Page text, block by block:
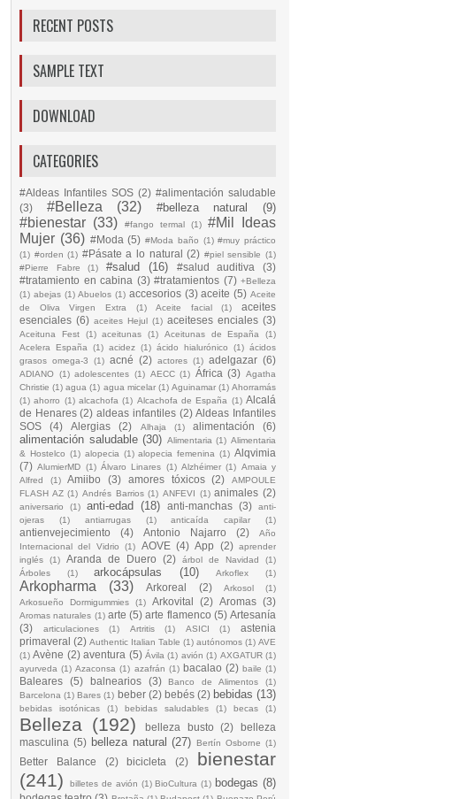
RECENT POSTS
SAMPLE TEXT
DOWNLOAD
CATEGORIES
#Aldeas Infantiles SOS (2) #alimentación saludable
(3)
#Belleza (32) #belleza natural (9)
#bienestar (33) #fango termal (1)
#Mil Ideas
Mujer (36) #Moda (5) #Moda baño (1) #muy práctico
(1) #orden (1) #Pásate a lo natural (2) #piel sensible (1)
#Pierre Fabre
(1) #salud (16) #salud auditiva
(3)
#tratamiento en cabina (3) #tratamientos (7) +Belleza
(1) abejas (1) Abuelos (1) accesorios (3) aceite (5) Aceite
de Oliva Virgen Extra
(1) Aceite facial (1)
aceites
esenciales (6) aceites Hejul (1) aceiteses enciales (3)
Aceituna Fest (1) aceitunas (1) Aceitunas de España
(1)
Acelera España (1) acidez (1) ácido hialurónico (1) ácidos
grasos omega-3
(1) acné (2) actores (1) adelgazar (6)
ADIANO (1) adolescentes (1) AECC (1) África (3) Agatha
Christie (1) agua (1) agua micelar (1) Aguinamar (1) Ahorramás
(1) ahorro (1) alcachofa (1) Alcachofa de España (1) Alcalá
de Henares (2) aldeas infantiles (2) Aldeas Infantiles
SOS
(4) Alergias (2) Alhaja (1) alimentación (6)
alimentación saludable (30) Alimentaria (1) Alimentaria
& Hostelco (1) alopecia (1) alopecia femenina (1) Alqvimia
(7) AlumierMD (1) Álvaro Linares (1) Alzhéimer (1) Amaia y
Alfred
(1) Amiibo (3) amores tóxicos (2)
AMPOULE
FLASH AZ (1) Andrés Barrios (1) ANFEVI (1) animales (2)
aniversario (1) anti-edad (18) anti-manchas (3)
anti-
ojeras
(1) antiarrugas (1) anticaída capilar (1)
antienvejecimiento (4) Antonio Najarro (2)
Año
Internacional del Vidrio
(1) AOVE (4) App (2) aprender
inglés
(1) Aranda de Duero (2) árbol de Navidad
(1)
Árboles
(1) arkocápsulas (10) Arkoflex (1)
Arkopharma (33) Arkoreal (2) Arkosol
(1)
Arkosueño Dormigummies
(1) Arkovital (2) Aromas (3)
Aromas naturales (1) arte (5) arte flamenco (5) Artesanía
(3)
articulaciones (1) Artritis (1) ASICI (1)
astenia
primaveral (2) Authentic Italian Table (1) autónomos (1) AVE
(1) Avène (2) aventura (5) Ávila (1) avión (1) AXGATUR (1)
ayurveda (1) Azaconsa (1) azafrán (1) bacalao (2) baile (1)
Baleares (5) balnearios (3) Banco de Alimentos
(1)
Barcelona (1) Bares (1) beber (2) bebés (2) bebidas (13)
bebidas isotónicas (1) bebidas saludables (1) becas (1)
Belleza (192) belleza busto (2)
belleza
masculina (5) belleza natural (27) Bertín Osborne (1)
Better Balance (2) bicicleta (2)
bienestar
(241)
billetes de avión (1) BioCultura (1) bodegas (8)